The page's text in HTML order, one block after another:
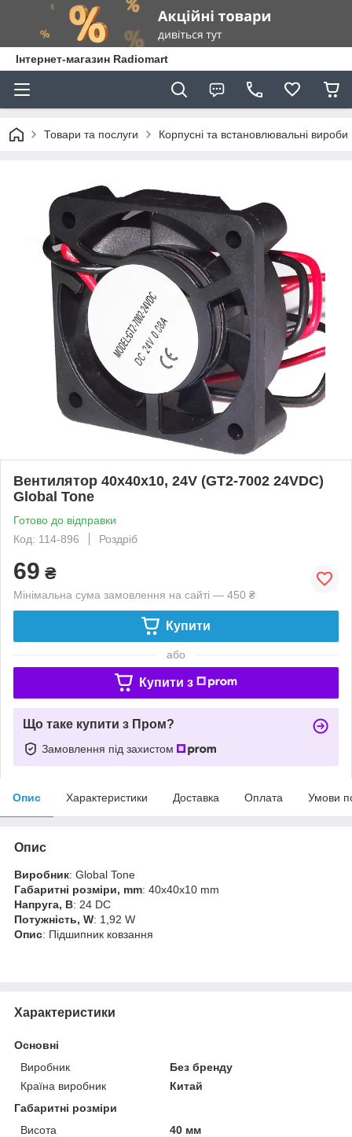
Інтернет-магазин Radiomart
Товари та послуги Корпусні та встановлювальні вироби
Вентилятор 40x40x10, 24V (GT2-7002 24VDC)
Global Tone
Готово до відправки
Код: 114-896
Роздріб
69 ₴
Мінімальна сума замовлення на сайті — 450 ₴
Купити
або
Купити з
Що таке купити з Пром?
Замовлення під захистом
Опис Характеристики Доставка Оплата Умови
Опис
Виробник: Global Tone
Габаритні розміри, mm: 40x40x10 mm
Напруга, В: 24 DC
Потужність, W: 1,92 W
Опис: Підшипник ковзання
Характеристики
Основні
Виробник
Без бренду
Країна виробник
Китай
Габаритні розміри
Висота
40 мм